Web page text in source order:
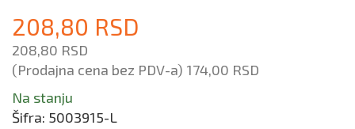
208,80 RSD
208,80 RSD
(Prodajna cena bez PDV-a) 174,00 RSD
Na stanju
Šifra: 5003915-L